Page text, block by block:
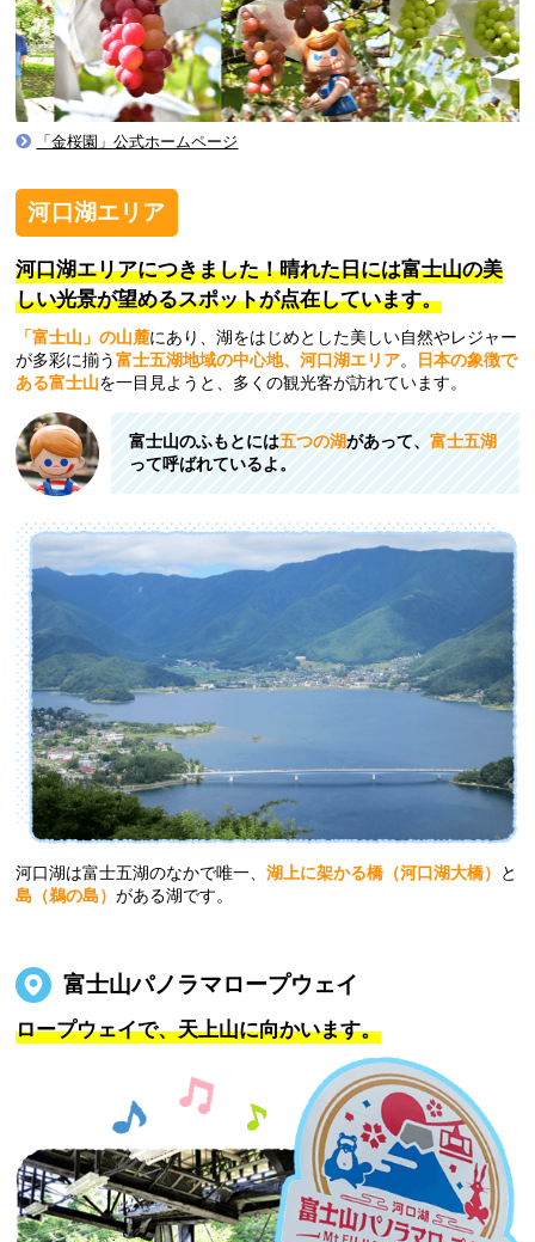
「金桜園」公式ホームページ
河口湖エリア
河口湖エリアにつきました！晴れた日には富士山の美
しい光景が望めるスポットが点在しています。
「富士山」の山麓にあり、湖をはじめとした美しい自然やレジャー
が多彩に揃う富士五湖地域の中心地、河口湖エリア。
日本の象徴で
ある富士山を一目見ようと、多くの観光客が訪れています。
富士山のふもとには五つの湖があって、富士五湖
って呼ばれているよ。
河口湖は富士五湖のなかで唯一、湖上に架かる橋（河口湖大橋） と
島（鵜の島）がある湖です。
富士山パノラマロープウェイ
ロープウェイで、天上山に向かいます。